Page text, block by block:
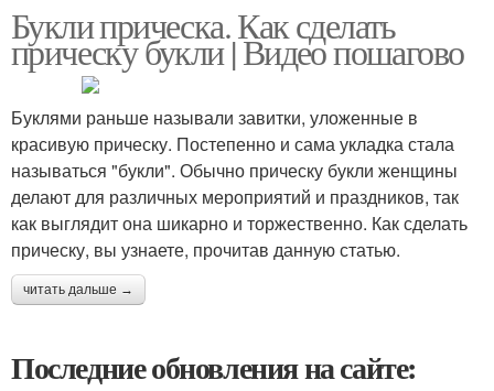
Букли прическа. Как сделать
прическу букли | Видео пошагово
Буклями раньше называли завитки, уложенные в
красивую прическу. Постепенно и сама укладка стала
называться "букли". Обычно прическу букли женщины
делают для различных мероприятий и праздников, так
как выглядит она шикарно и торжественно. Как сделать
прическу, вы узнаете, прочитав данную статью.
читать дальше →
Последние обновления на сайте: